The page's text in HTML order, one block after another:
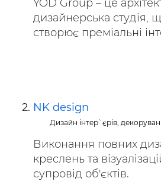
YOD Group – це
дизайнерська студія,
створює преміальні
NK design
Дизайн інтер`єрів,
Виконання повних
креслень та
супровід об'єктів.